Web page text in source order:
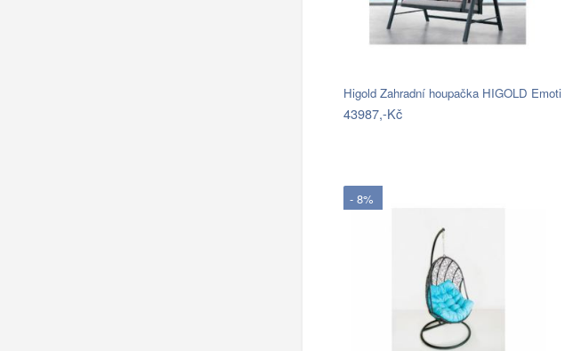
Higold Zahradní houpačka HIGOLD Emoti
43987,-Kč
- 8%